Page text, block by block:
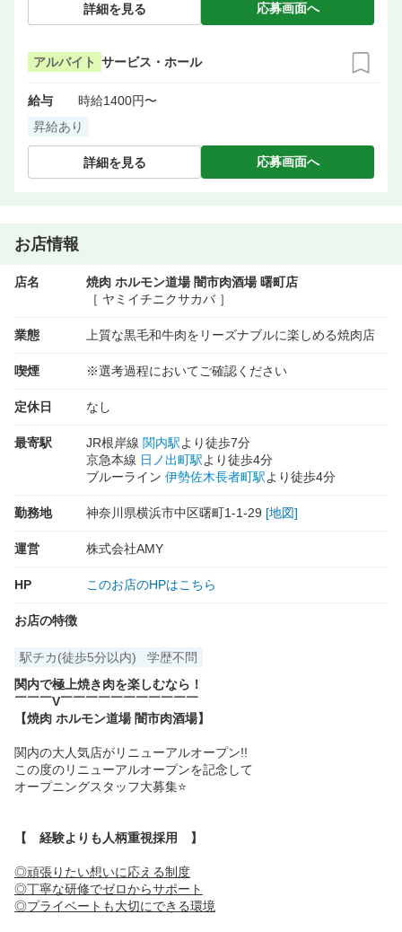
詳細を見る 応募画面へ
アルバイト サービス・ホール
給与
時給1400円〜
昇給あり
詳細を見る 応募画面へ
お店情報
店名
焼肉 ホルモン道場 闇市肉酒場 曙町店
［ ヤミイチニクサカバ ］
業態 上質な黒毛和牛肉をリーズナブルに楽しめる焼肉店
喫煙 ※選考過程においてご確認ください
定休日 なし
最寄駅 JR根岸線 関内駅より徒歩7分
京急本線 日ノ出町駅より徒歩4分
ブルーライン 伊勢佐木長者町駅より徒歩4分
勤務地 神奈川県横浜市中区曙町1-1-29 [地図]
運営 株式会社AMY
HP このお店のHPはこちら
お店の特徴
駅チカ(徒歩5分以内)
学歴不問
関内で極上焼き肉を楽しむなら！
￣￣￣V￣￣￣￣￣￣￣￣￣￣￣
【焼肉 ホルモン道場 闇市肉酒場】
関内の大人気店がリニューアルオープン!!
この度のリニューアルオープンを記念して
オープニングスタッフ大募集⭐
【 経験よりも人柄重視採用 】
◎頑張りたい想いに応える制度
◎丁寧な研修でゼロからサポート
◎プライベートも大切にできる環境